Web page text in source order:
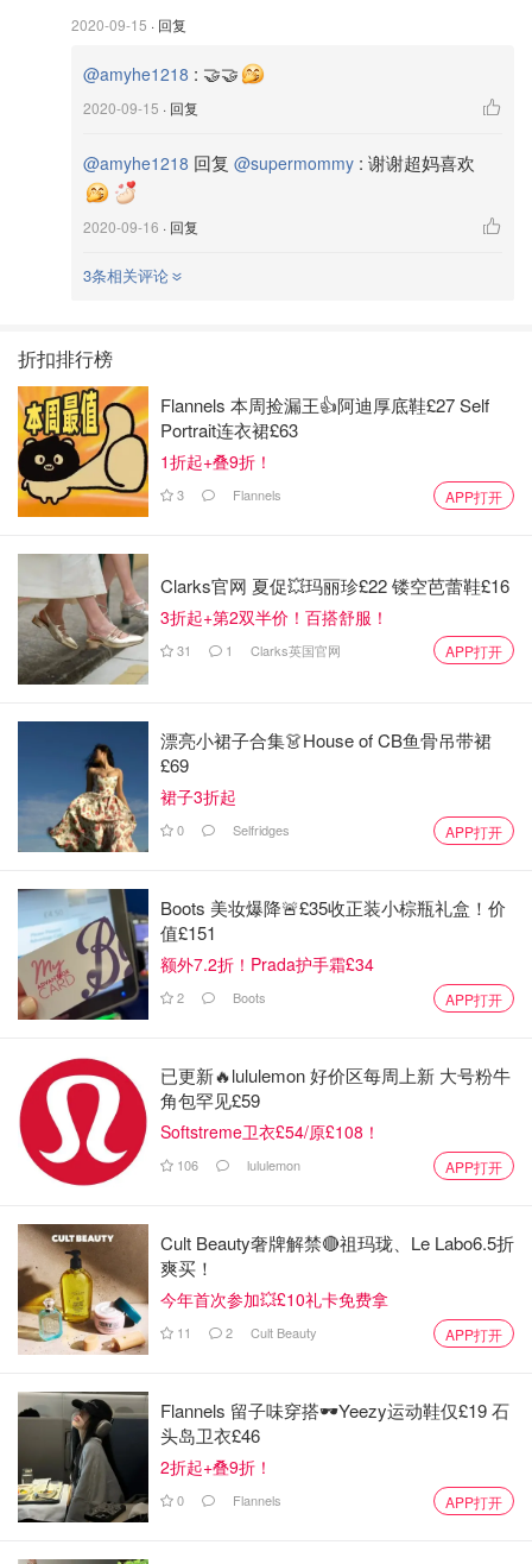
图片来自于@amyhe1218，版权属于原作者
Joydeem多功能料理锅的三个煎盘的材质选用的是铸铁锅身
+陶瓷不粘涂层。相较于市面上比较常见的特氟龙涂层，其
耐高温才约达260℃，而Joydeem多功能料理锅的陶瓷涂层
更能耐高温，约达450℃，持久加热，而且产生的油烟会更
少，更加健康。但是如果是纯陶瓷的话，在加热过程，容易
层，不仅加热更快，耐高温，也能更好保持功能的稳定性。
控制面板非常简洁大方。共有四档：OFF、WARM、
LOW、MED、HIGH。滑动温度调节杆即可实现开关、保
温、小火、中火、大火的切换。
2020-09-15 · 回复
@amyhe1218 : 🤝🤝
2020-09-15 · 回复
@amyhe1218 回复 @supermommy : 谢谢超妈喜欢
2020-09-16 · 回复
3条相关评论
折扣排行榜
Flannels 本周捡漏王👍阿迪厚底鞋£27 Self
Portrait连衣裙£63
1折起+叠9折！
3 Flannels APP打开
Clarks官网 夏促💥玛丽珍£22 镂空芭蕾鞋£16
3折起+第2双半价！百搭舒服！
31 1 Clarks英国官网 APP打开
漂亮小裙子合集👗House of CB鱼骨吊带裙
£69
裙子3折起
0 Selfridges APP打开
Boots 美妆爆降🚨£35收正装小棕瓶礼盒！价
值£151
额外7.2折！Prada护手霜£34
2 Boots APP打开
已更新🔥lululemon 好价区每周上新 大号粉牛
角包罕见£59
Softstreme卫衣£54/原£108！
106 lululemon APP打开
Cult Beauty奢牌解禁🔴祖玛珑、Le Labo6.5折
爽买！
今年首次参加💥£10礼卡免费拿
11 2 Cult Beauty APP打开
Flannels 留子味穿搭🕶️Yeezy运动鞋仅£19 石
头岛卫衣£46
2折起+叠9折！
0 Flannels APP打开